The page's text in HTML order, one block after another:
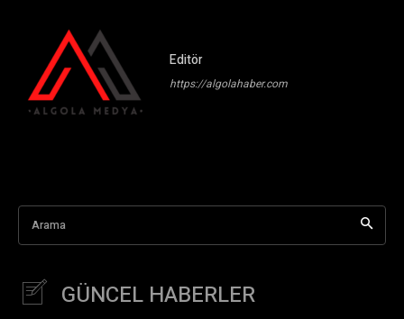
Editör
https://algolahaber.com
Arama
GÜNCEL HABERLER